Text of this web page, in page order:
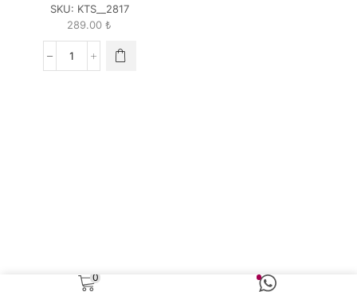
SKU: KTS__2817
289.00 ₺
Master
0